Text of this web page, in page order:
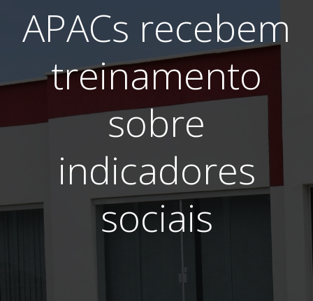
APACs recebem
treinamento
sobre
indicadores
sociais